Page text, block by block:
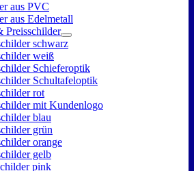
aus PVC
aus Edelmetall
Preisschilder
schwarz
weiß
Schieferoptik
Schultafeloptik
rot
mit Kundenlogo
blau
grün
orange
gelb
pink